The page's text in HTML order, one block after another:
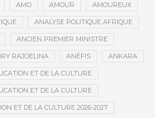
AMO AMOUR AMOUREUX
ANALYSE POLITIQUE AFRIQUE
ANCIEN PREMIER MINISTRE
RAJOELINA ANÉFIS ANKARA
ET DE LA CULTURE
ET DE LA CULTURE
ET DE LA CULTURE 2026-2027